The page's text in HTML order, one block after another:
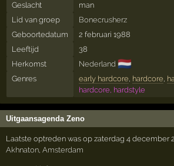
Geslacht
man
Lid van groep
Bonecrusherz
Geboortedatum
2 februari 1988
Leeftijd
38
Herkomst
Nederland 🇳🇱
Genres early hardcore, hardcore,
hardcore, hardstyle
Uitgaansagenda Zeno
Laatste optreden was op zaterdag 4 december
Akhnaton ,Amsterdam